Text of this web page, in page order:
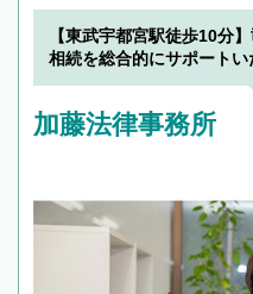
【東武宇都宮駅徒歩10分
相続を総合的にサポートい
加藤法律事務所